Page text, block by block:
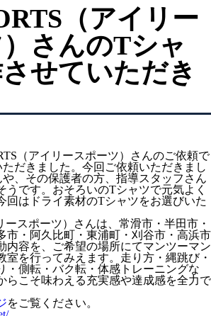
ルステッカー・シルバー』
ールステッカー・クリア』
『ツールステッカー・バッテリー』
ンメーター）用 社名ラベルステッカ
動画CM/TAD：TENSYU AISATSU
（アイリー
さんのTシャ
せていただき
（アイリースポーツ）さんのご依頼で
だきました。今回ご依頼いただきまし
、その保護者の方、指導スタッフさん
うです。おそろいのTシャツで元気よく
回はドライ素材のTシャツをお選びいた
ースポーツ）さんは、常滑市・半田市・
市・阿久比町・東浦町・刈谷市・高浜市
内容を、ご希望の場所にてマンツーマン
室を行ってみえます。走り方・縄跳び・
・側転・バク転・体感トレーニングな
らこそ味わえる充実感や達成感を全力で
をご覧ください。